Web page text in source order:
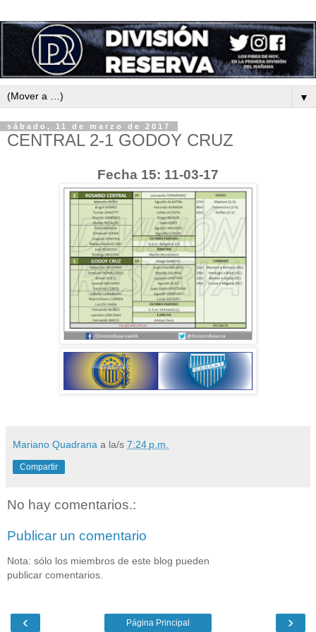
▼
sábado, 11 de marzo de 2017
CENTRAL 2-1 GODOY CRUZ
Fecha 15: 11-03-17
Mariano Quadrana a la/s 7:24 p.m.
Compartir
No hay comentarios.:
Publicar un comentario
Nota: sólo los miembros de este blog pueden
publicar comentarios.
‹ ›
Página Principal